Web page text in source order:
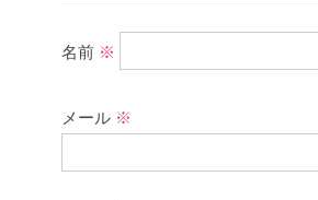
名前 ※
メール ※